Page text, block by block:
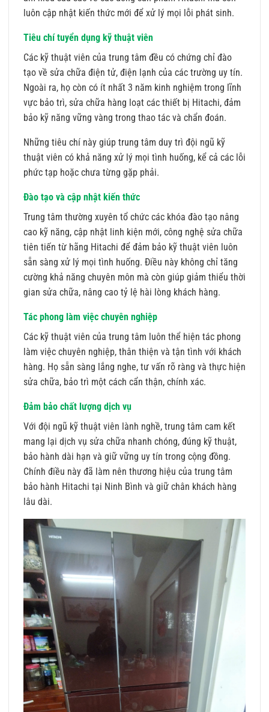
luôn cập nhật kiến thức mới để xử lý mọi lỗi phát sinh.
Tiêu chí tuyển dụng kỹ thuật viên
Các kỹ thuật viên của trung tâm đều có chứng chỉ đào
tạo về sửa chữa điện tử, điện lạnh của các trường uy tín.
Ngoài ra, họ còn có ít nhất 3 năm kinh nghiệm trong lĩnh
vực bảo trì, sửa chữa hàng loạt các thiết bị Hitachi, đảm
bảo kỹ năng vững vàng trong thao tác và chẩn đoán.
Những tiêu chí này giúp trung tâm duy trì đội ngũ kỹ
thuật viên có khả năng xử lý mọi tình huống, kể cả các lỗi
phức tạp hoặc chưa từng gặp phải.
Đào tạo và cập nhật kiến thức
Trung tâm thường xuyên tổ chức các khóa đào tạo nâng
cao kỹ năng, cập nhật linh kiện mới, công nghệ sửa chữa
tiên tiến từ hãng Hitachi để đảm bảo kỹ thuật viên luôn
sẵn sàng xử lý mọi tình huống. Điều này không chỉ tăng
cường khả năng chuyên môn mà còn giúp giảm thiểu thời
gian sửa chữa, nâng cao tỷ lệ hài lòng khách hàng.
Tác phong làm việc chuyên nghiệp
Các kỹ thuật viên của trung tâm luôn thể hiện tác phong
làm việc chuyên nghiệp, thân thiện và tận tình với khách
hàng. Họ sẵn sàng lắng nghe, tư vấn rõ ràng và thực hiện
sửa chữa, bảo trì một cách cẩn thận, chính xác.
Đảm bảo chất lượng dịch vụ
Với đội ngũ kỹ thuật viên lành nghề, trung tâm cam kết
mang lại dịch vụ sửa chữa nhanh chóng, đúng kỹ thuật,
bảo hành dài hạn và giữ vững uy tín trong cộng đồng.
Chính điều này đã làm nên thương hiệu của trung tâm
bảo hành Hitachi tại Ninh Bình và giữ chân khách hàng
lâu dài.